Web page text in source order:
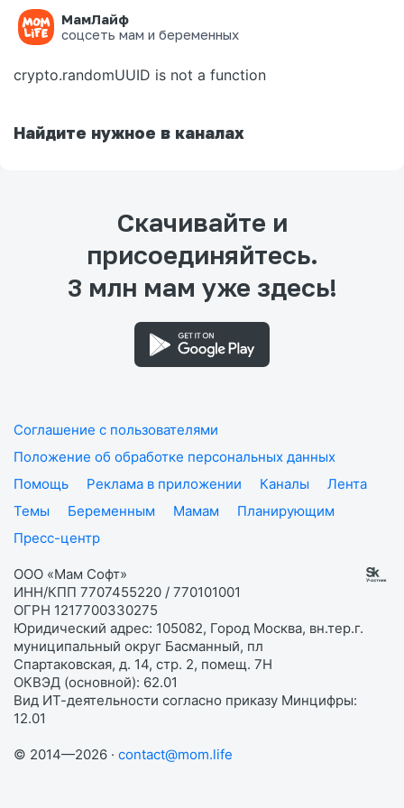
МамЛайф
соцсеть мам и беременных
Ошибка на странице
crypto.randomUUID is not a function
Найдите нужное в каналах
Скачивайте и
присоединяйтесь.
3 млн мам уже здесь!
Соглашение с пользователями
Положение об обработке персональных данных
Помощь
Реклама в приложении Каналы
Лента
Темы
Беременным Мамам
Планирующим
Пресс-центр
ООО «Мам Софт»
ИНН/КПП 7707455220 / 770101001
ОГРН 1217700330275
Юридический адрес: 105082, Город Москва, вн.тер.г.
муниципальный округ Басманный, пл
Спартаковская, д. 14, стр. 2, помещ. 7Н
ОКВЭД (основной): 62.01
Вид ИТ-деятельности согласно приказу Минцифры:
12.01
© 2014—2026 · contact@mom.life